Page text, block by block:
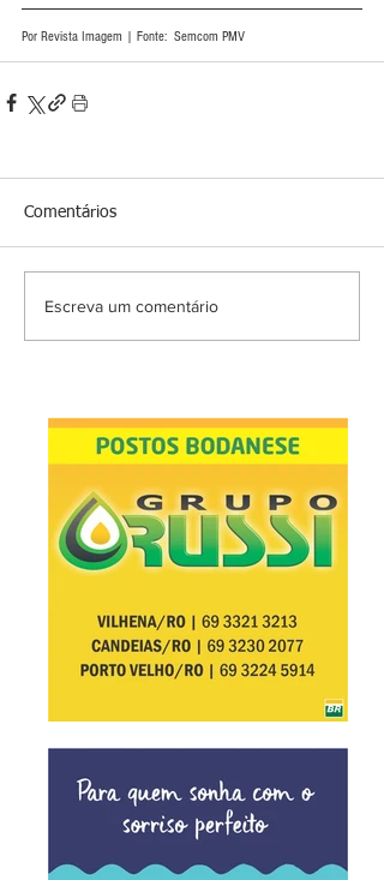
Por Revista Imagem | Fonte:  Semcom PMV
Comentários
Escreva um comentário